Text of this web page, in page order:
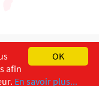
OK
afin
En savoir plus...